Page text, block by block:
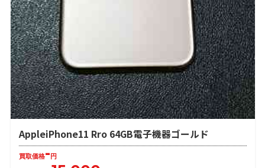
AppleiPhone11 Rro 64GB電子機器ゴールド
買取価格- 円